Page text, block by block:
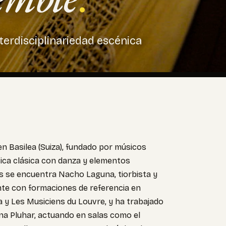
escénica
Basilea (Suiza), fundado por músicos
clásica con danza y elementos
se encuentra Nacho Laguna, tiorbista y
con formaciones de referencia en
Les Musiciens du Louvre, y ha trabajado
Pluhar, actuando en salas como el